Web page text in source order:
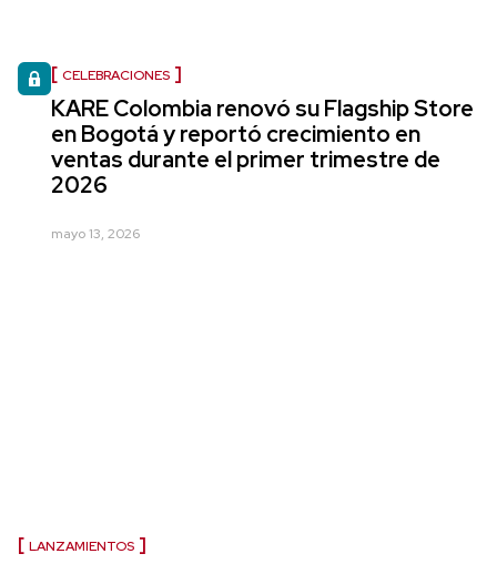
CELEBRACIONES
KARE Colombia renovó su Flagship Store
en Bogotá y reportó crecimiento en
ventas durante el primer trimestre de
2026
mayo 13, 2026
LANZAMIENTOS